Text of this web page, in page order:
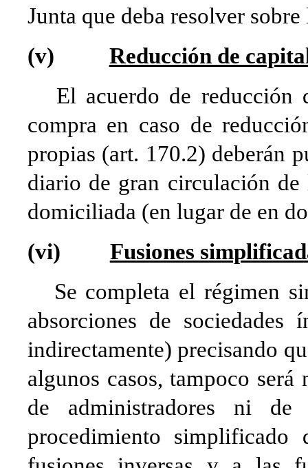
Junta que deba resolver
(v) Reducción de
El acuerdo de reducción
compra en caso de
propias (art. 170.2) deberán
diario de gran circulación
domiciliada (en lugar de en
(vi) Fusiones
Se completa el régimen
absorciones de sociedades
indirectamente) precisando
algunos casos, tampoco
de administradores ni de
procedimiento